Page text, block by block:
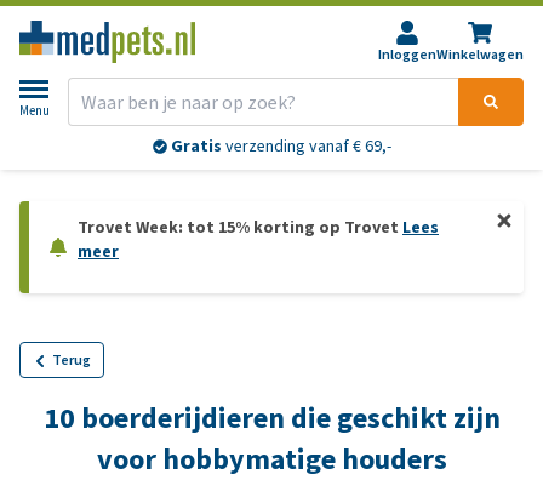
InloggenWinkelwagen
Menu
Gratis verzending vanaf € 69,-
Trovet Week: tot 15% korting op Trovet Lees
meer
Terug
10 boerderijdieren die geschikt zijn
voor hobbymatige houders